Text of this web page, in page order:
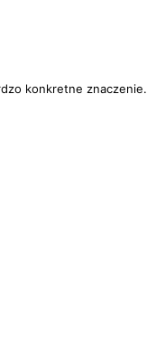
konkretne znaczenie.